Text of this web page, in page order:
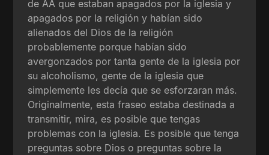
de AA que estaban apagados por la iglesia y
apagados por la religión y habían sido
alienados del Dios de la religión
probablemente porque habían sido
avergonzados por tanta gente de la iglesia por
su alcoholismo, gente de la iglesia que
simplemente les decía que se esforzaran más.
Originalmente, esta fraseo estaba destinada a
transmitir, mira, es posible que tengas
problemas con la iglesia. Es posible que tenga
preguntas sobre Dios o preguntas sobre la